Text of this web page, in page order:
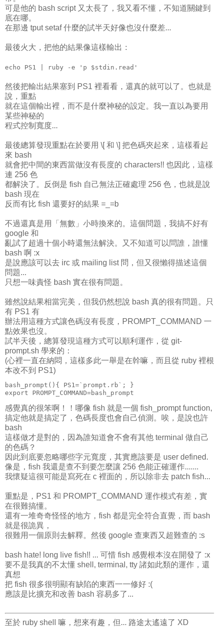
可是他的 bash script 又太長了，我又看不懂，不知道關鍵到
底在哪。
在那邊 tput setaf 什麼的試半天好像也沒什麼差...
最後火大，把他的結果像這樣輸出：
echo PS1 | ruby -e 'p $stdin.read'
然後把輸出結果塞到 PS1 裡看看，還真的就可以了。也就是
說，重點
就在這個輸出裡，而不是什麼神秘的設定。我一直以為要用
某些神秘的
程式控制寬度...
最後總算發現重點在於要用 \[ 和 \] 把色碼夾起來，這樣看起
來 bash
就會把中間的東西當做沒有長度的 characters!! 也因此，這樣
連 256 色
都解決了。反倒是 fish 自己無法正確處理 256 色，也就是說
bash 現在
反而有比 fish 還要好的結果 =_=b
不過還真是用「無數」小時換來的。這個問題，我搞不好有
google 和
亂試了超過十個小時還無法解決。又不知道可以問誰，誰懂
bash 啊 :x
是說應該可以去 irc 或 mailing list 問，但又很懶得描述這個
問題...
只想一味責怪 bash 實在很有問題。
雖然說結果相當完美，但我仍然想說 bash 真的很有問題。只
有 PS1 有
辦法用這種方式讓色碼沒有長度，PROMPT_COMMAND 一
點效果也沒。
試半天後，總算發現這種方式可以順利運作，從 git-
prompt.sh 學來的：
(心裡一直在納悶，這樣多此一舉是在幹嘛，而且從 ruby 裡根
本改不到 PS1)
bash_prompt(){ PS1=`prompt.rb`; }
export PROMPT_COMMAND=bash_prompt
感覺真的很笨啊！！哪像 fish 就是一個 fish_prompt function,
搞定他就是搞定了，色碼長度也會自己偵測。唉，是說也許
bash
這樣做才是對的，因為誰知道會不會有其他 terminal 做自己
的色碼？
因此到底要忽略哪些字元寬度，其實應該要是 user defined.
像是，fish 我還是查不到要怎麼讓 256 色能正確運作.......
我懷疑這很可能是寫死在 c 裡面的，所以除非去 patch fish...
重點是，PS1 和 PROMPT_COMMAND 運作模式有差，實
在很難搞懂。
還有一堆奇奇怪怪的地方，fish 都是完全符合直覺，而 bash
就是很詭異，
很難用一個原則去解釋。然後 google 查東西又超難查的 :s
bash hate! long live fish!! ... 可惜 fish 感覺根本沒在開發了 :x
要不是我真的不太懂 shell, terminal, tty 諸如此類的運作，還
真想
把 fish 很多很明顯有缺陷的東西一一修好 :(
應該是比擴充和改善 bash 容易多了...
至於 ruby shell 嘛，想來有趣，但... 路途太遙遠了 XD